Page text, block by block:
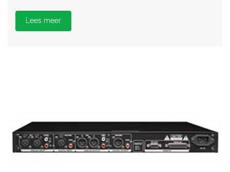
Lees meer